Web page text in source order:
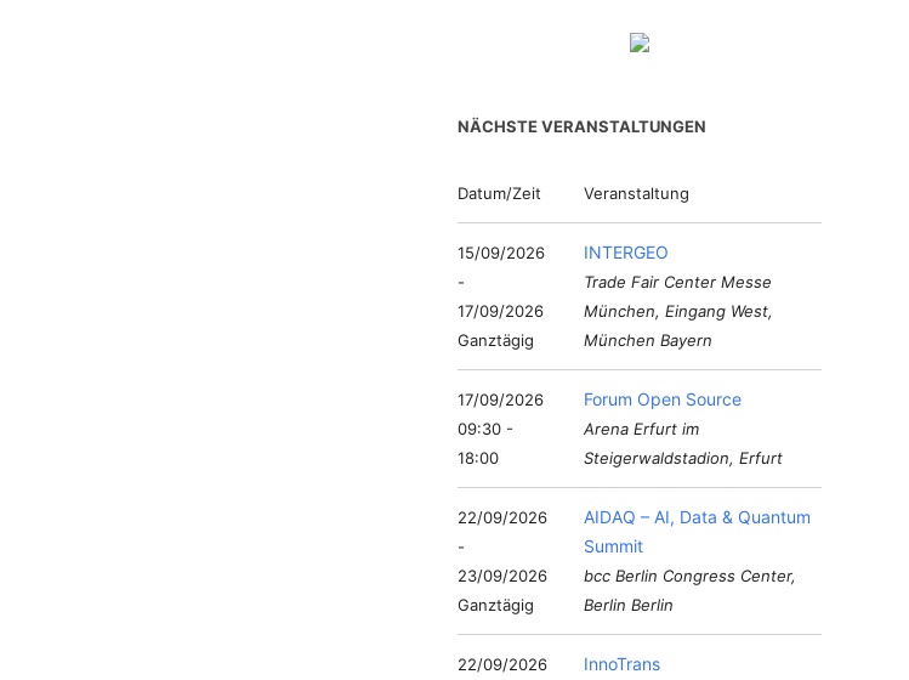
NÄCHSTE VERANSTALTUNGEN
Datum/Zeit Veranstaltung
15/09/2026
-
17/09/2026
Ganztägig
INTERGEO
Trade Fair Center Messe
München, Eingang West,
München Bayern
17/09/2026
09:30 -
18:00
Forum Open Source
Arena Erfurt im
Steigerwaldstadion, Erfurt
22/09/2026
-
23/09/2026
Ganztägig
AIDAQ – AI, Data & Quantum
Summit
bcc Berlin Congress Center,
Berlin Berlin
22/09/2026
InnoTrans